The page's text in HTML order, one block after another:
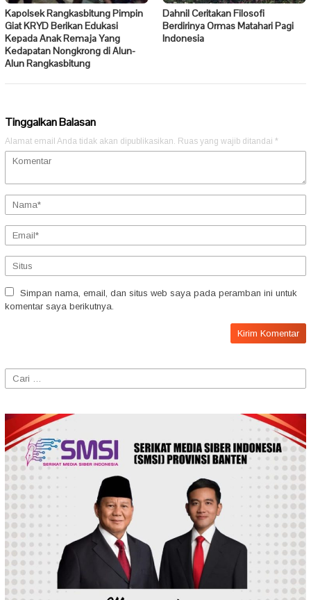
Kapolsek Rangkasbitung Pimpin
Giat KRYD Berikan Edukasi
Kepada Anak Remaja Yang
Kedapatan Nongkrong di Alun-
Alun Rangkasbitung
Dahnil Ceritakan Filosofi
Berdirinya Ormas Matahari Pagi
Indonesia
Tinggalkan Balasan
Alamat email Anda tidak akan dipublikasikan. Ruas yang wajib ditandai *
Simpan nama, email, dan situs web saya pada peramban ini untuk
komentar saya berikutnya.
Cari
untuk: